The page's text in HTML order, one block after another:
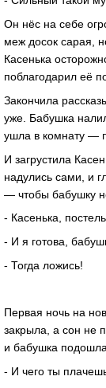
Он нёс на себе
меж досок сарая,
Касенька
поблагодарил её
Закончила
уже. Бабушка
ушла в комнату —
И загрустила
надулись сами, и
— чтобы бабушку
- Касенька,
- И я готова,
- Тогда ложись!
Первая ночь на
закрыла, а сон не
и бабушка
- И чего ты